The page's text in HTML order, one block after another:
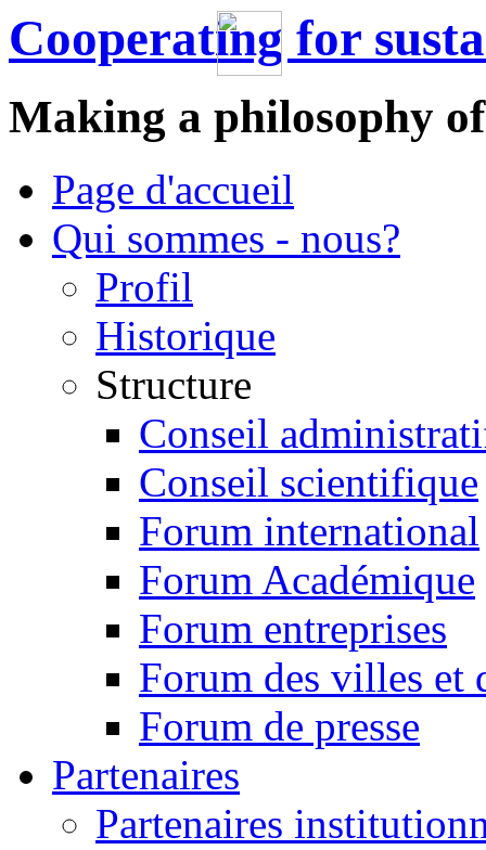
Cooperating for
Making a philosophy
Page d'accueil
Qui sommes - nous?
Profil
Historique
Structure
Conseil
Conseil scientifique
Forum international
Forum Académique
Forum entreprises
Forum des villes et
Forum de presse
Partenaires
Partenaires